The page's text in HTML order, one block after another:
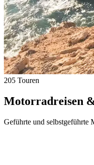
205 Touren
Motorradreisen
Geführte und selbstgeführte